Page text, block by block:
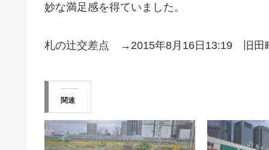
妙な満足感を得ていました。
札の辻交差点 →2015年8月16日13:19 旧田
関連